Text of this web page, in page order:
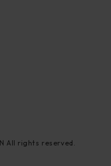
All rights reserved.